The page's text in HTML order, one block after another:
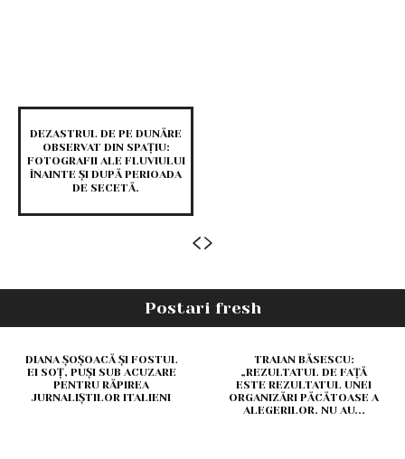
DEZASTRUL DE PE DUNĂRE
OBSERVAT DIN SPAȚIU:
FOTOGRAFII ALE FLUVIULUI
ÎNAINTE ȘI DUPĂ PERIOADA
DE SECETĂ.
Postari fresh
DIANA ȘOȘOACĂ ȘI FOSTUL
EI SOȚ, PUȘI SUB ACUZARE
PENTRU RĂPIREA
JURNALIȘTILOR ITALIENI
TRAIAN BĂSESCU:
„REZULTATUL DE FAȚĂ
ESTE REZULTATUL UNEI
ORGANIZĂRI PĂCĂTOASE A
ALEGERILOR. NU AU...